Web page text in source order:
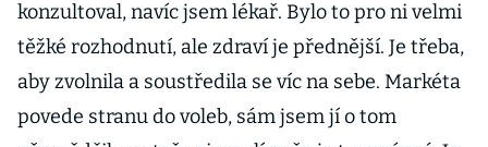
konzultoval, navíc jsem lékař. Bylo to pro ni velmi
těžké rozhodnutí, ale zdraví je přednější. Je třeba,
aby zvolnila a soustředila se víc na sebe. Markéta
povede stranu do voleb, sám jsem jí o tom